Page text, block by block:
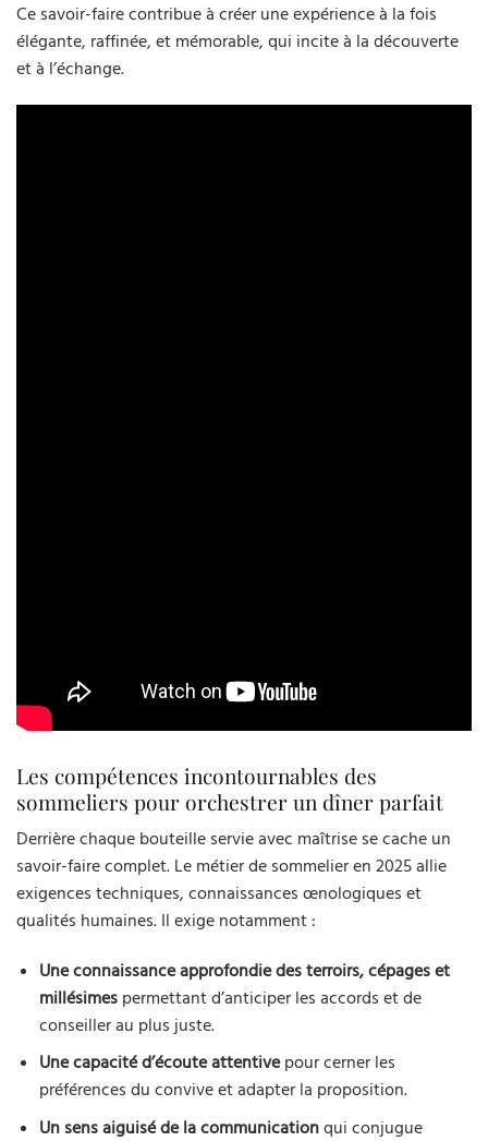
Ce savoir-faire contribue à créer une expérience à la fois
élégante, raffinée, et mémorable, qui incite à la découverte
et à l’échange.
Les compétences incontournables des
sommeliers pour orchestrer un dîner parfait
Derrière chaque bouteille servie avec maîtrise se cache un
savoir-faire complet. Le métier de sommelier en 2025 allie
exigences techniques, connaissances œnologiques et
qualités humaines. Il exige notamment :
Une connaissance approfondie des terroirs, cépages et
millésimespermettant d’anticiper les accords et de
conseiller au plus juste.
Une capacité d’écoute attentivepour cerner les
préférences du convive et adapter la proposition.
Un sens aiguisé de la communicationqui conjugue